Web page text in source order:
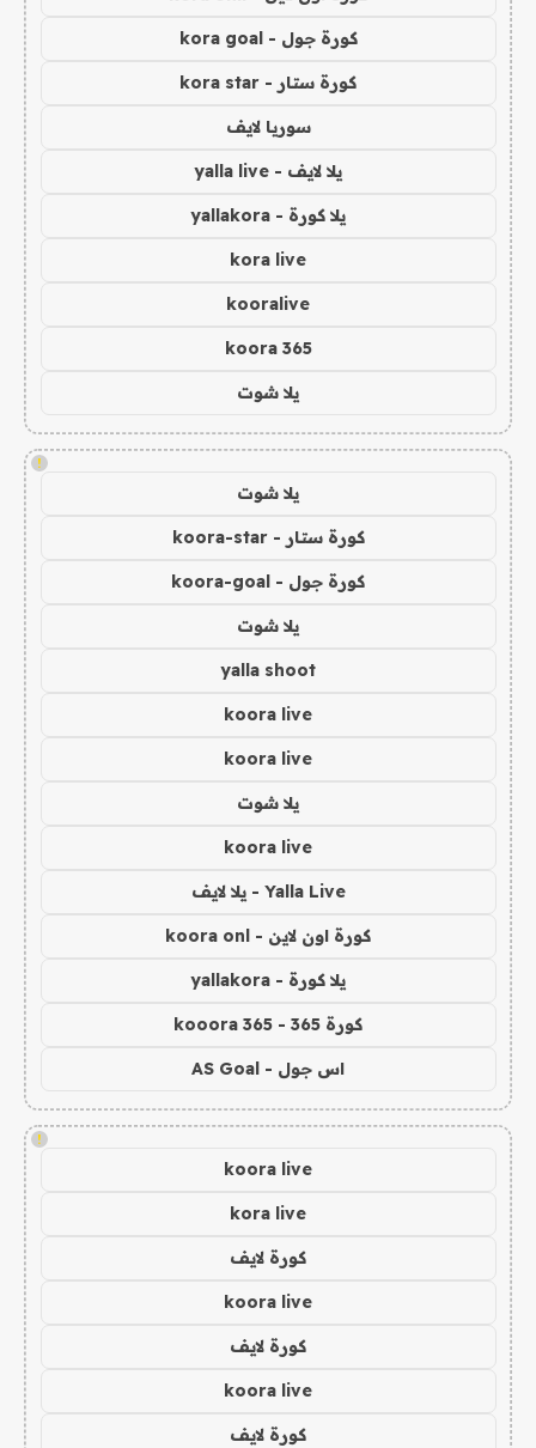
كورة جول - kora goal
كورة ستار - kora star
سوريا لايف
يلا لايف - yalla live
يلا كورة - yallakora
kora live
kooralive
koora 365
يلا شوت
!
يلا شوت
كورة ستار - koora-star
كورة جول - koora-goal
يلا شوت
yalla shoot
koora live
koora live
يلا شوت
koora live
Yalla Live - يلا لايف
كورة اون لاين - koora onl
يلا كورة - yallakora
كورة 365 - kooora 365
اس جول - AS Goal
!
koora live
kora live
كورة لايف
koora live
كورة لايف
koora live
كورة لايف